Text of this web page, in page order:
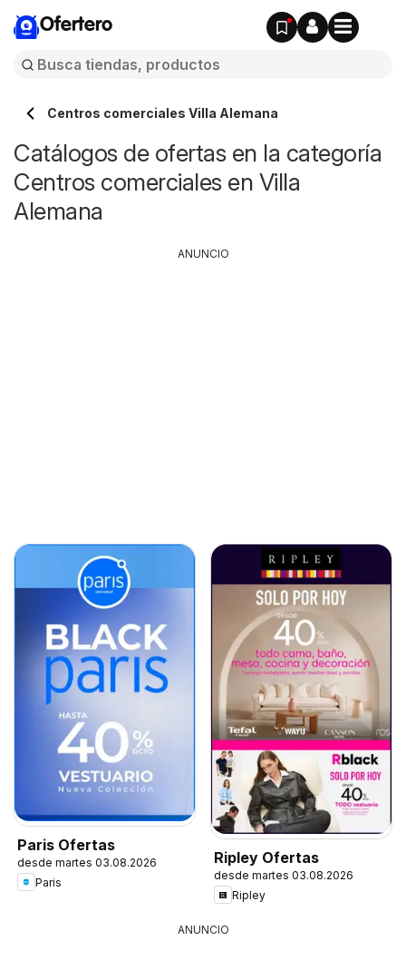
Ofertero
Centros comerciales Villa Alemana
Catálogos de ofertas en la categoría
Centros comerciales en Villa
Alemana
Paris Ofertas
desde martes 03.08.2026
Paris
Ripley Ofertas
desde martes 03.08.2026
Ripley
ANUNCIO
ANUNCIO